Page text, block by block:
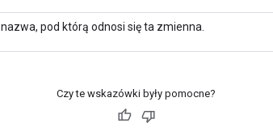
nazwa, pod którą odnosi się ta zmienna.
Czy te wskazówki były pomocne?